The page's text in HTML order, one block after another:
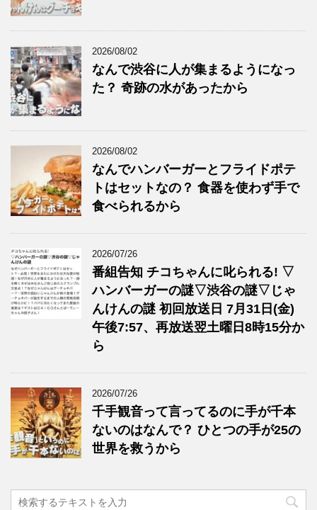
2026/08/02
なんで渋谷に人が集まるようになっ
た？ 奇跡の水があったから
2026/08/02
なんでハンバーガーとフライドポテ
トはセットなの？ 食器を使わず手で
食べられるから
2026/07/26
番組告知 チコちゃんに叱られる! ▽
ハンバーガーの謎▽渋谷の謎▽じゃ
んけんの謎 初回放送日 7月31日(金)
午後7:57、再放送翌土曜日8時15分か
ら
2026/07/26
千手観音って言ってるのに手が千本
ないのはなんで？ ひとつの手が25の
世界を救うから